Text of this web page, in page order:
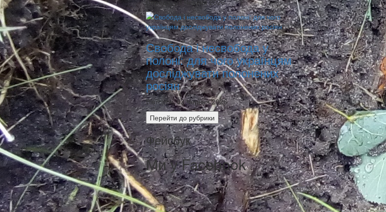
Середа, 03 Червня 2026
Свобода і несвобода у
полоні: для чого українцям
досліджувати полонених
росіян
Вівторок, 02 Червня 2026
Перейти до рубрики
Фейсбук
Ми у Facebook